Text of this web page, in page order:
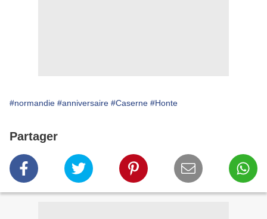
#normandie #anniversaire #Caserne #Honte
Partager